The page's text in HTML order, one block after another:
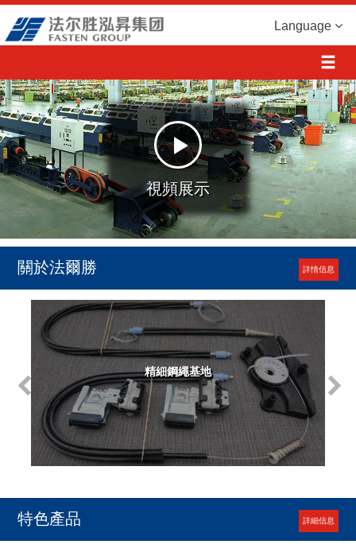
Language
視頻展示
關於法爾勝 詳情信息
精細鋼繩基地
特色產品 詳細信息